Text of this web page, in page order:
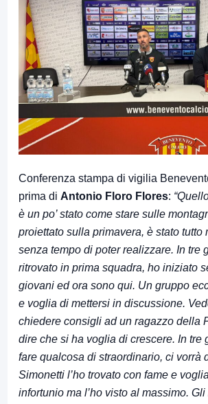
Conferenza stampa di vigilia
prima di Antonio Floro Flores:
è un po’ stato come stare sulle
proiettato sulla primavera, è stato tutto
senza tempo di poter realizzare. In tre
ritrovato in prima squadra, ho iniziato
giovani ed ora sono qui. Un gruppo
e voglia di mettersi in discussione.
chiedere consigli ad un ragazzo della
dire che si ha voglia di crescere. In tre
fare qualcosa di straordinario, ci vorrà
Simonetti l’ho trovato con fame e
infortunio ma l’ho visto al massimo.